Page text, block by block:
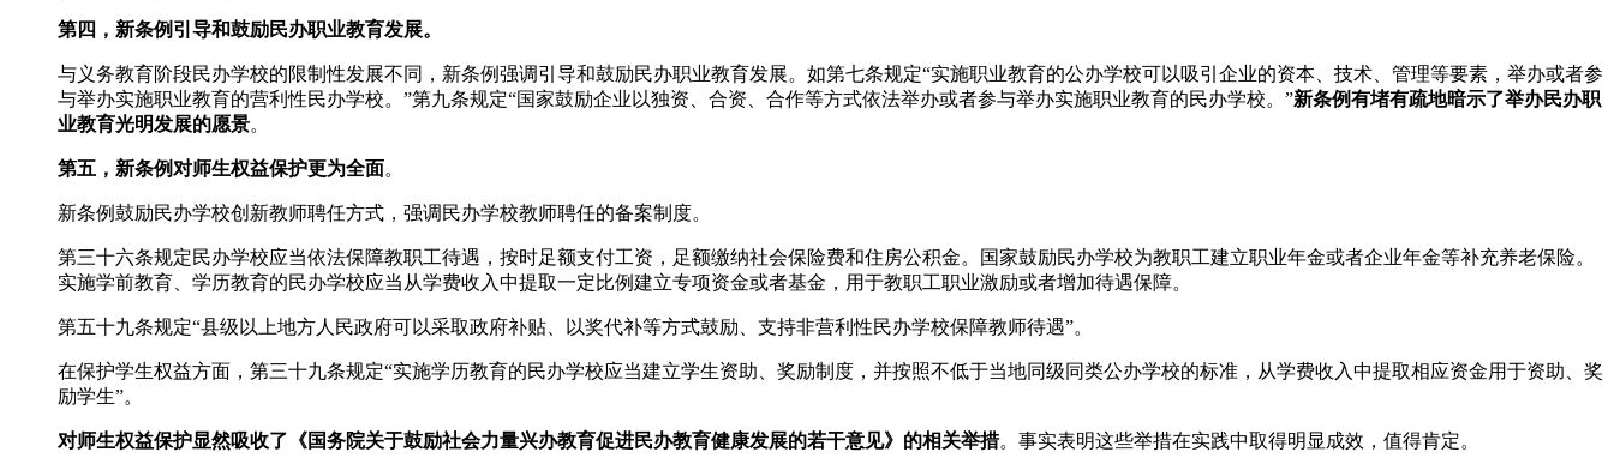
第四，新条例引导和鼓励民办职业教育发展。
与义务教育阶段民办学校的限制性发展不同，新条例强调引导和鼓励民办职业教育发展。如第七条规定“实施职业教育的公办学校可以吸引企业的资本、技术、管理等要素，举办或者参
与举办实施职业教育的营利性民办学校。”第九条规定“国家鼓励企业以独资、合资、合作等方式依法举办或者参与举办实施职业教育的民办学校。”新条例有堵有疏地暗示了举办民办职
业教育光明发展的愿景。
第五，新条例对师生权益保护更为全面。
新条例鼓励民办学校创新教师聘任方式，强调民办学校教师聘任的备案制度。
第三十六条规定民办学校应当依法保障教职工待遇，按时足额支付工资，足额缴纳社会保险费和住房公积金。国家鼓励民办学校为教职工建立职业年金或者企业年金等补充养老保险。
实施学前教育、学历教育的民办学校应当从学费收入中提取一定比例建立专项资金或者基金，用于教职工职业激励或者增加待遇保障。
第五十九条规定“县级以上地方人民政府可以采取政府补贴、以奖代补等方式鼓励、支持非营利性民办学校保障教师待遇”。
在保护学生权益方面，第三十九条规定“实施学历教育的民办学校应当建立学生资助、奖励制度，并按照不低于当地同级同类公办学校的标准，从学费收入中提取相应资金用于资助、奖
励学生”。
对师生权益保护显然吸收了《国务院关于鼓励社会力量兴办教育促进民办教育健康发展的若干意见》的相关举措。事实表明这些举措在实践中取得明显成效，值得肯定。